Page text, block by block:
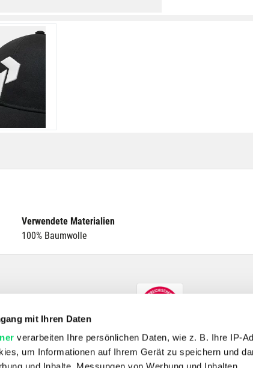
mit Ihren Daten
verarbeiten Ihre persönlichen Daten, wie z. B. Ihre IP-
um Informationen auf Ihrem Gerät zu speichern und
Verwendete Materialien
100% Baumwolle